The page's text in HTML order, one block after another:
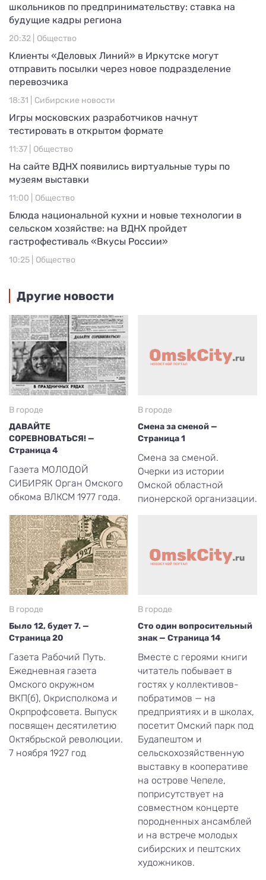
школьников по предпринимательству: ставка на
будущие кадры региона
20:32 | Общество
Клиенты «Деловых Линий» в Иркутске могут
отправить посылки через новое подразделение
перевозчика
18:31 | Сибирские новости
Игры московских разработчиков начнут
тестировать в открытом формате
11:37 | Общество
На сайте ВДНХ появились виртуальные туры по
музеям выставки
11:00 | Общество
Блюда национальной кухни и новые технологии в
сельском хозяйстве: на ВДНХ пройдет
гастрофестиваль «Вкусы России»
10:25 | Общество
Другие новости
В городе
ДАВАЙТЕ
СОРЕВНОВАТЬСЯ! —
Страница 4
Газета МОЛОДОЙ
СИБИРЯК Орган Омского
обкома ВЛКСМ 1977 года.
В городе
Смена за сменой —
Страница 1
Смена за сменой.
Очерки из истории
Омской областной
пионерской организации.
В городе
Было 12, будет 7. —
Страница 20
Газета Рабочий Путь.
Ежедневная газета
Омского окружном
ВКП(б), Окрисполкома и
Окрпрофсовета. Выпуск
посвящен десятилетию
Октябрьской революции.
7 ноября 1927 год
В городе
Сто один вопросительный
знак — Страница 14
Вместе с героями книги
читатель побывает в
гостях у коллективов-
побратимов — на
предприятиях и в школах,
посетит Омский парк под
Будапештом и
сельскохозяйственную
выставку в кооперативе
на острове Чепеле,
поприсутствует на
совместном концерте
породненных ансамблей
и на встрече молодых
сибирских и пештских
художников.